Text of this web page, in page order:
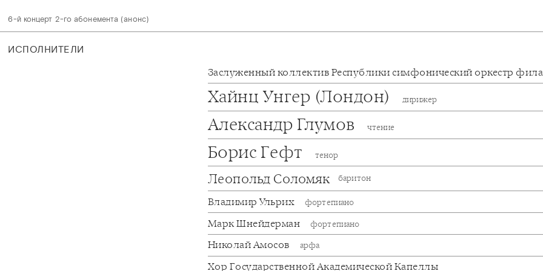
6-й концерт 2-го абонемента (анонс)
ИСПОЛНИТЕЛИ
Заслуженный коллектив Республики симфонический оркестр
Хайнц Унгер (Лондон) дирижер
Александр Глумов чтение
Борис Гефт тенор
Леопольд Соломяк баритон
Владимир Ульрих фортепиано
Марк Шнейдерман фортепиано
Николай Амосов арфа
Хор Государственной Академической Капеллы